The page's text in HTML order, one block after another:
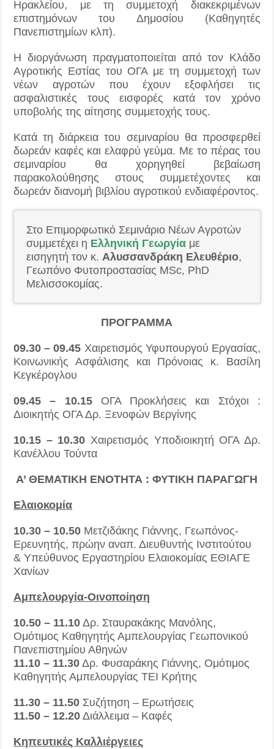
Ηρακλείου, με τη συμμετοχή διακεκριμένων
επιστημόνων του Δημοσίου (Καθηγητές
Πανεπιστημίων κλπ).
Η διοργάνωση πραγματοποιείται από τον Κλάδο
Αγροτικής Εστίας του ΟΓΑ με τη συμμετοχή των
νέων αγροτών που έχουν εξοφλήσει τις
ασφαλιστικές τους εισφορές κατά τον χρόνο
υποβολής της αίτησης συμμετοχής τους.
Κατά τη διάρκεια του σεμιναρίου θα προσφερθεί
δωρεάν καφές και ελαφρύ γεύμα. Με το πέρας του
σεμιναρίου θα χορηγηθεί βεβαίωση
παρακολούθησης στους συμμετέχοντες και
δωρεάν διανομή βιβλίου αγροτικού ενδιαφέροντος.
Στο Επιμορφωτικό Σεμινάριο Νέων Αγροτών
συμμετέχει η Ελληνική Γεωργία με
εισηγητή τον κ.Αλυσσανδράκη Ελευθέριο,
Γεωπόνο Φυτοπροστασίας MSc, PhD
Μελισσοκομίας.
ΠΡΟΓΡΑΜΜΑ
09.30 – 09.45 Χαιρετισμός Υφυπουργού Εργασίας,
Κοινωνικής Ασφάλισης και Πρόνοιας κ. Βασίλη
Κεγκέρογλου
09.45 – 10.15ΟΓΑ Προκλήσεις και Στόχοι :
Διοικητής ΟΓΑ Δρ. Ξενοφών Βεργίνης
10.15 – 10.30 Χαιρετισμός Υποδιοικητή ΟΓΑ Δρ.
Κανέλλου Τούντα
Α’ ΘΕΜΑΤΙΚΗ ΕΝΟΤΗΤΑ : ΦΥΤΙΚΗ ΠΑΡΑΓΩΓΗ
Ελαιοκομία
10.30 – 10.50 Μετζιδάκης Γιάννης, Γεωπόνος-
Ερευνητής, πρώην αναπ. Διευθυντής Ινστιτούτου
& Υπεύθυνος Εργαστηρίου Ελαιοκομίας ΕΘΙΑΓΕ
Χανίων
Αμπελουργία-Οινοποίηση
10.50 – 11.10 Δρ. Σταυρακάκης Μανόλης,
Ομότιμος Καθηγητής Αμπελουργίας Γεωπονικού
Πανεπιστημίου Αθηνών
11.10 – 11.30 Δρ. Φυσαράκης Γιάννης, Ομότιμος
Καθηγητής Αμπελουργίας ΤΕΙ Κρήτης
11.30 – 11.50 Συζήτηση – Ερωτήσεις
11.50 – 12.20 Διάλλειμα – Καφές
Κηπευτικές Καλλιέργειες